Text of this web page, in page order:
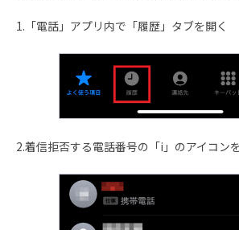
1.「電話」アプリ内で「履歴」タブを開く
2.着信拒否する電話番号の「i」のアイコン